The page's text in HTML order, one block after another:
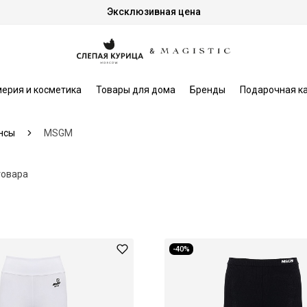
Эксклюзивная цена
и косметика Товары для дома Бренды Подарочная
MSGM
-40%